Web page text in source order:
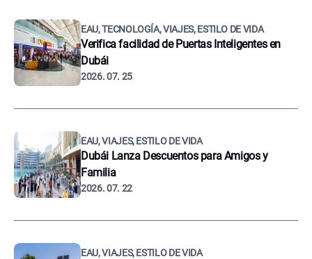
EAU, TECNOLOGÍA, VIAJES, ESTILO DE VIDA
Verifica facilidad de Puertas Inteligentes en
Dubái
2026. 07. 25
EAU, VIAJES, ESTILO DE VIDA
Dubái Lanza Descuentos para Amigos y
Familia
2026. 07. 22
EAU, VIAJES, ESTILO DE VIDA